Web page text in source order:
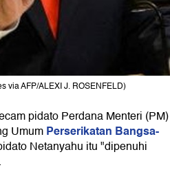
via AFP/ALEXI J. ROSENFELD)
pidato Perdana Menteri (PM)
UmumPerserikatan Bangsa-
Netanyahu itu "dipenuhi